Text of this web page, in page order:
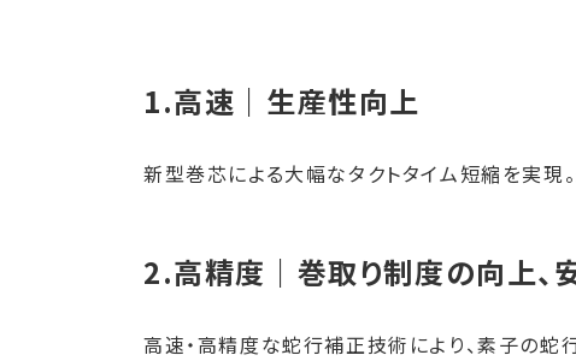
1.高速｜生産性向上
新型巻芯による大幅なタクトタイム短縮を実
2.高精度｜巻取り制度の向上、
高速・高精度な蛇行補正技術により、素子の蛇